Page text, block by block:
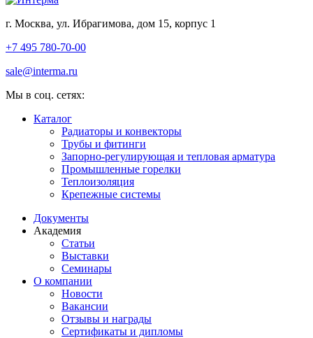
г. Москва, ул. Ибрагимова, дом 15, корпус 1
+7 495 780-70-00
sale@interma.ru
Мы в соц. сетях:
Каталог
Радиаторы и конвекторы
Трубы и фитинги
Запорно-регулирующая и тепловая арматура
Промышленные горелки
Теплоизоляция
Крепежные системы
Документы
Академия
Статьи
Выставки
Семинары
О компании
Новости
Вакансии
Отзывы и награды
Сертификаты и дипломы